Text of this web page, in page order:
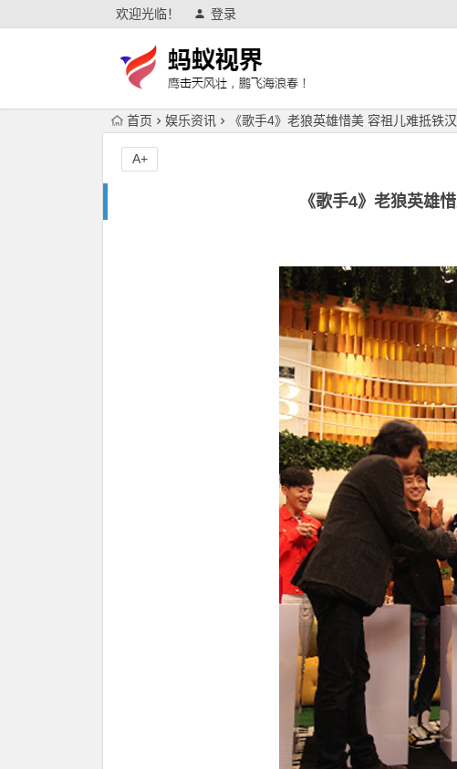
欢迎光临！ 登录
首页 娱乐资讯 《歌手4》老狼英雄惜美 容祖儿难抵铁
《歌手4》老狼英雄
A+